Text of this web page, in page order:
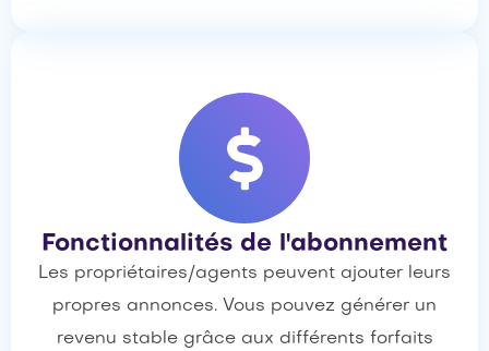
Fonctionnalités de l'abonnement
Les propriétaires/agents peuvent ajouter leurs
propres annonces. Vous pouvez générer un
revenu stable grâce aux différents forfaits